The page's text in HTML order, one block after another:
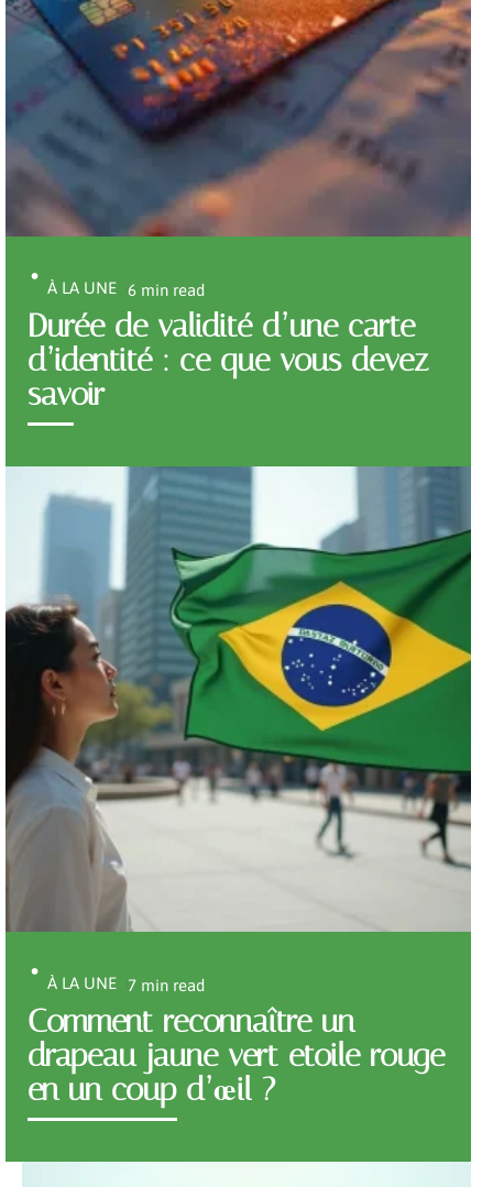
À LA UNE 6 min read
Durée de validité d’une carte
d’identité : ce que vous devez
savoir
À LA UNE 7 min read
Comment reconnaître un
drapeau jaune vert etoile rouge
en un coup d’œil ?